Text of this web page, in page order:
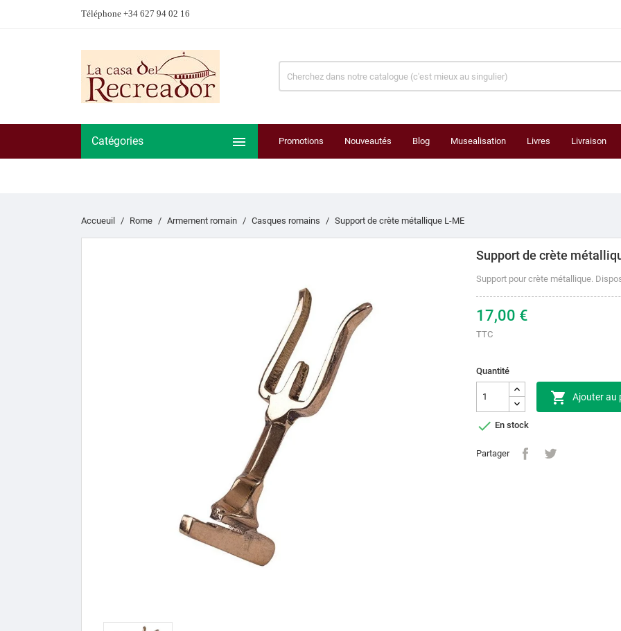
Téléphone +34 627 94 02 16
Catégories  Promotions Nouveautés Blog Musealisation Livres Livraison
Accueuil Rome Armement romain Casques romains Support de crète métallique L-ME
Support de crète
Support pour crète métallique.
17,00 €
TTC
Quantité
 Ajouter au
 En stock
Partager